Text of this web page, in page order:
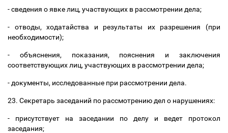
- сведения о явке лиц, участвующих в рассмотрении дела;
- отводы, ходатайства и результаты их разрешения (при
необходимости);
- объяснения, показания, пояснения и заключения
соответствующих лиц, участвующих в рассмотрении дела;
- документы, исследованные при рассмотрении дела.
23. Секретарь заседаний по рассмотрению дел о нарушениях:
- присутствует на заседании по делу и ведет протокол
заседания;